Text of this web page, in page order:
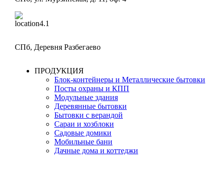
СПб, Деревня Разбегаево
ПРОДУКЦИЯ
Блок-контейнеры и Металлические бытовки
Посты охраны и КПП
Модульные здания
Деревянные бытовки
Бытовки с верандой
Сараи и хозблоки
Садовые домики
Мобильные бани
Дачные дома и коттеджи